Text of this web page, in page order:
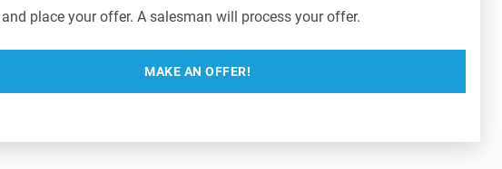
place your offer. A salesman will process your offer.
MAKE AN OFFER!